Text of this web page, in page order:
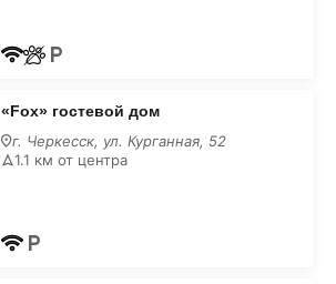
«Fox» гостевой дом
г. Черкесск, ул. Курганная, 52
1.1 км от центра